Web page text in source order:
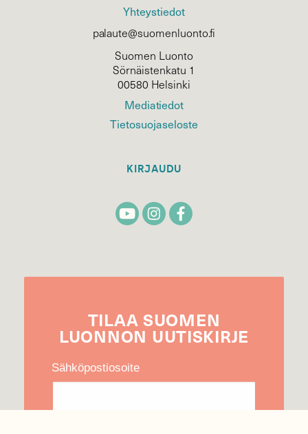
Yhteystiedot
palaute@suomenluonto.fi
Suomen Luonto
Sörnäistenkatu 1
00580 Helsinki
Mediatiedot
Tietosuojaseloste
KIRJAUDU
TILAA SUOMEN
LUONNON UUTIS­KIRJE
Sähköpostiosoite